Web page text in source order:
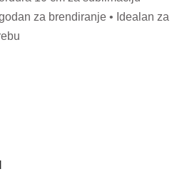
za brendiranje • Idealan za